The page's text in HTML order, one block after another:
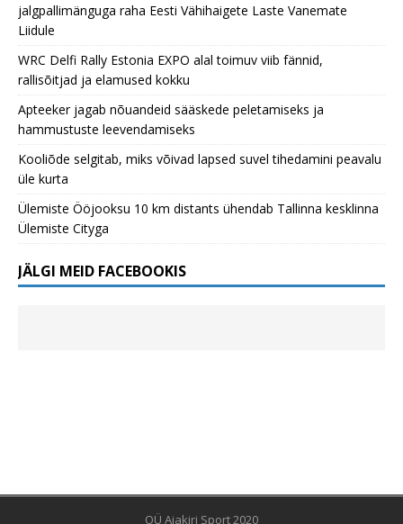
jalgpallimänguga raha Eesti Vähihaigete Laste Vanemate
Liidule
WRC Delfi Rally Estonia EXPO alal toimuv viib fännid,
rallisõitjad ja elamused kokku
Apteeker jagab nõuandeid sääskede peletamiseks ja
hammustuste leevendamiseks
Kooliõde selgitab, miks võivad lapsed suvel tihedamini peavalu
üle kurta
Ülemiste Ööjooksu 10 km distants ühendab Tallinna kesklinna
Ülemiste Cityga
JÄLGI MEID FACEBOOKIS
OÜ Ajakiri Sport 2020